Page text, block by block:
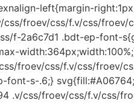
left{margin-
css/froev/css/f.v/css/
f-2a6c7d1 .bdt-ep-font-
froev/css/f.v/css/
font-s-.6;}
.v/css/froev/css/f.v/css/